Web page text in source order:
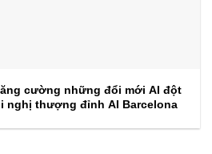
cường những đổi mới AI đột
nghị thượng đỉnh AI Barcelona